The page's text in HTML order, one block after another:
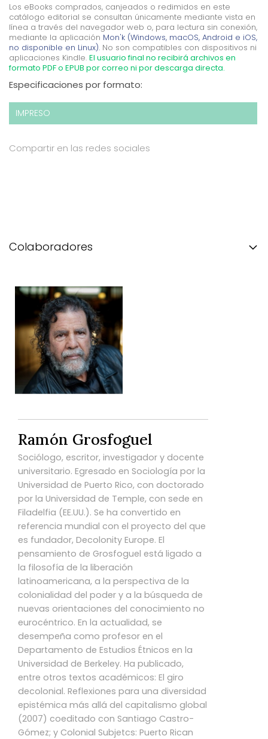
Los eBooks comprados, canjeados o redimidos en este
catálogo editorial se consultan únicamente mediante vista en
línea a través del navegador web o, para lectura sin conexión,
mediante la aplicación Mon'k (Windows, macOS, Android e iOS,
no disponible en Linux). No son compatibles con dispositivos ni
aplicaciones Kindle. El usuario final no recibirá archivos en
formato PDF o EPUB por correo ni por descarga directa.
Especificaciones por formato:
IMPRESO
Compartir en las redes sociales
Colaboradores
Ramón Grosfoguel
Sociólogo, escritor, investigador y docente
universitario. Egresado en Sociología por la
Universidad de Puerto Rico, con doctorado
por la Universidad de Temple, con sede en
Filadelfia (EE.UU.). Se ha convertido en
referencia mundial con el proyecto del que
es fundador, Decolonity Europe. El
pensamiento de Grosfoguel está ligado a
la filosofía de la liberación
latinoamericana, a la perspectiva de la
colonialidad del poder y a la búsqueda de
nuevas orientaciones del conocimiento no
eurocéntrico. En la actualidad, se
desempeña como profesor en el
Departamento de Estudios Étnicos en la
Universidad de Berkeley. Ha publicado,
entre otros textos académicos: El giro
decolonial. Reflexiones para una diversidad
epistémica más allá del capitalismo global
(2007) coeditado con Santiago Castro-
Gómez; y Colonial Subjetcs: Puerto Rican